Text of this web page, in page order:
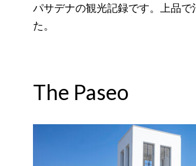
パサデナの観光記録です。上品
た。
The Paseo